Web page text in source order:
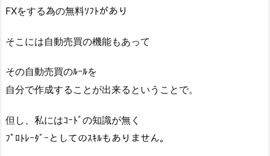
FXをする為の無料ｿﾌﾄがあり
そこには自動売買の機能もあって
その自動売買のﾙｰﾙを
自分で作成することが出来るということで。
但し、私にはｺｰﾄﾞの知識が無く
ﾌﾟﾛﾄﾚｰﾀﾞｰとしてのｽｷﾙもありません。